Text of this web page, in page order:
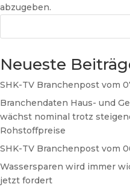
abzugeben.
Neueste
SHK-TV Branchenpost vom
Branchendaten Haus- und
wächst nominal trotz
Rohstoffpreise
SHK-TV Branchenpost vom
Wassersparen wird immer
jetzt fordert